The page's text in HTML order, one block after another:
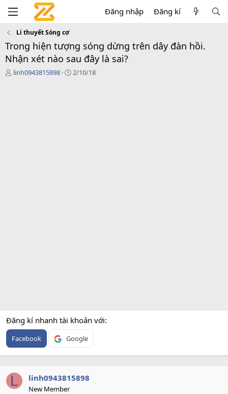
Đăng nhập Đăng kí
Lí thuyết Sóng cơ
Trong hiện tượng sóng dừng trên dây đàn hồi.
Nhận xét nào sau đây là sai?
T
linh0943815898
N
2/10/18
Đăng kí nhanh tài khoản với
Facebook Google
L linh0943815898
New Member